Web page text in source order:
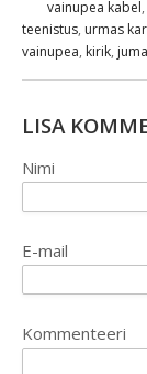
vainupea kabel,
teenistus, urmas
vainupea, kirik,
LISA
Nimi
E-mail
Kommenteeri